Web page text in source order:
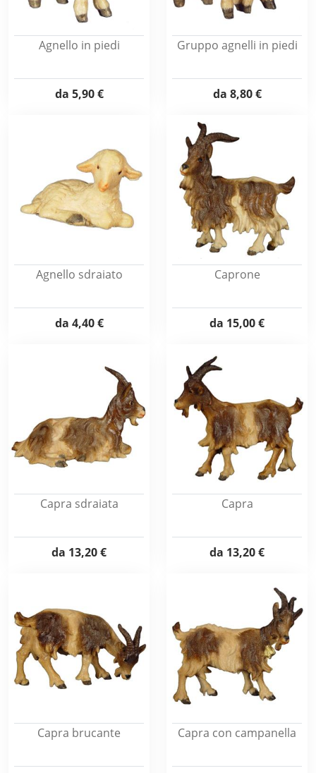
Agnello in piedi
da 5,90 €
Gruppo agnelli in piedi
da 8,80 €
Agnello sdraiato
da 4,40 €
Caprone
da 15,00 €
Capra sdraiata
da 13,20 €
Capra
da 13,20 €
Capra brucante Capra con campanella